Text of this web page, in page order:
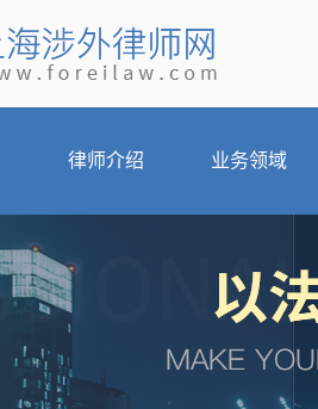
律师介绍 业务领域